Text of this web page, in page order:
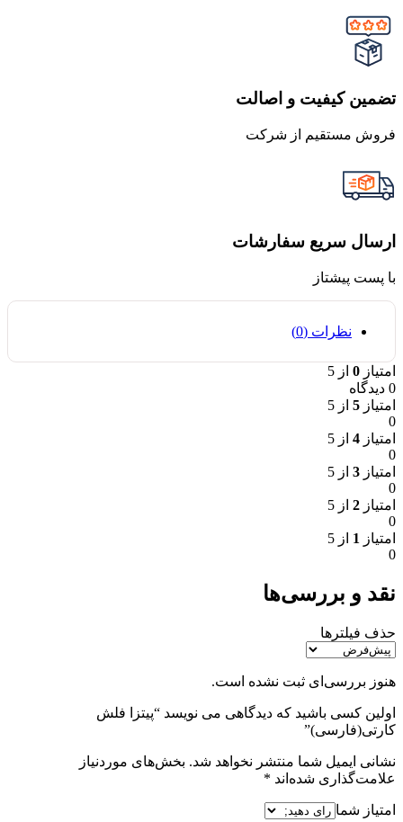
تضمین کیفیت و اصالت
فروش مستقیم از شرکت
ارسال سریع سفارشات
با پست پیشتاز
نظرات (0)
امتیاز 0 از 5
0 دیدگاه
امتیاز 5 از 5
0
امتیاز 4 از 5
0
امتیاز 3 از 5
0
امتیاز 2 از 5
0
امتیاز 1 از 5
0
نقد و بررسی‌ها
حذف فیلترها
هنوز بررسی‌ای ثبت نشده است.
اولین کسی باشید که دیدگاهی می نویسد “پيتزا فلش
كارتى(فارسی)”
نشانی ایمیل شما منتشر نخواهد شد. بخش‌های موردنیاز
علامت‌گذاری شده‌اند *
امتیاز شما